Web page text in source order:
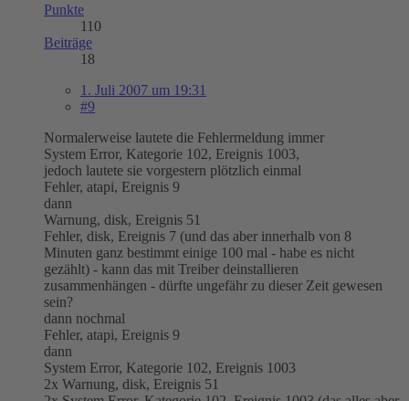
Punkte
110
Beiträge
18
1. Juli 2007 um 19:31
#9
Normalerweise lautete die Fehlermeldung immer
System Error, Kategorie 102, Ereignis 1003,
jedoch lautete sie vorgestern plötzlich einmal
Fehler, atapi, Ereignis 9
dann
Warnung, disk, Ereignis 51
Fehler, disk, Ereignis 7 (und das aber innerhalb von 8
Minuten ganz bestimmt einige 100 mal - habe es nicht
gezählt) - kann das mit Treiber deinstallieren
zusammenhängen - dürfte ungefähr zu dieser Zeit gewesen
sein?
dann nochmal
Fehler, atapi, Ereignis 9
dann
System Error, Kategorie 102, Ereignis 1003
2x Warnung, disk, Ereignis 51